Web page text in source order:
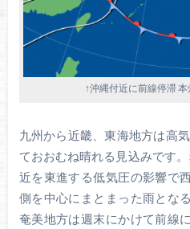
↑沖縄付近に前線停滞
九州から近畿、東海地方は高
ておおむね晴れる見込みです
近を東進する低気圧の影響で
側を中心にまとまった雨とな
奄美地方は週末にかけて前線